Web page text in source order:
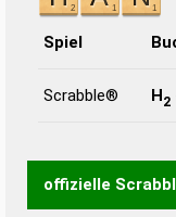
Spiel
Scrabble® H2
offizielle